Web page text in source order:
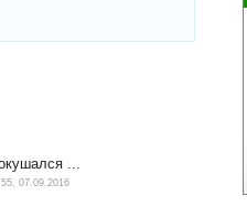
...
07.09.2016